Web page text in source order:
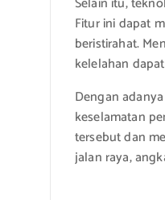
Fitur ini dapat
beristirahat.
kelelahan
Dengan
keselamatan
tersebut dan
jalan raya,